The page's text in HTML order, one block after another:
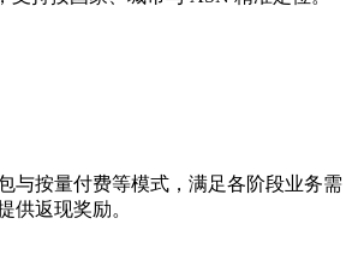
与按量付费等模式，满足各阶段业务需
供返现奖励。